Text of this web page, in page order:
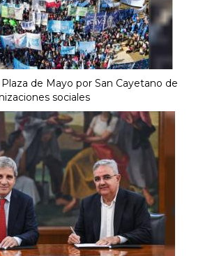
de Mayo por San Cayetano de
sociales